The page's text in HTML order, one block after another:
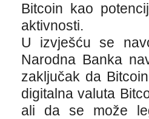
Bitcoin kao
aktivnosti.
U izvješću se
Narodna Banka
zaključak da
digitalna valuta
ali da se može